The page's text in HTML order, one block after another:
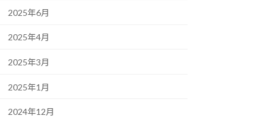
2025年6月
2025年4月
2025年3月
2025年1月
2024年12月